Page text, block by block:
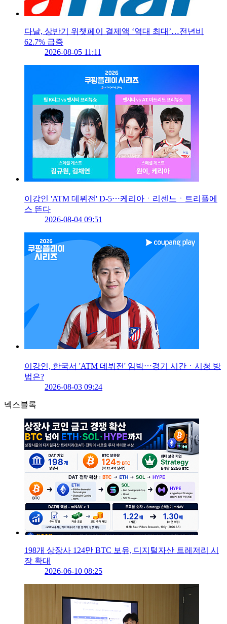
다날, 상반기 위챗페이 결제액 ‘역대 최대’…전년비
62.7% 급증
2026-08-05 11:11
이강인 'ATM 데뷔전' D-5⋯케리아ㆍ리센느ㆍ트리플에
스 뜬다
2026-08-04 09:51
이강인, 한국서 'ATM 데뷔전' 임박⋯경기 시간ㆍ시청 방
법은?
2026-08-03 09:24
넥스블록
198개 상장사 124만 BTC 보유, 디지털자산 트레저리 시
장 확대
2026-06-10 08:25